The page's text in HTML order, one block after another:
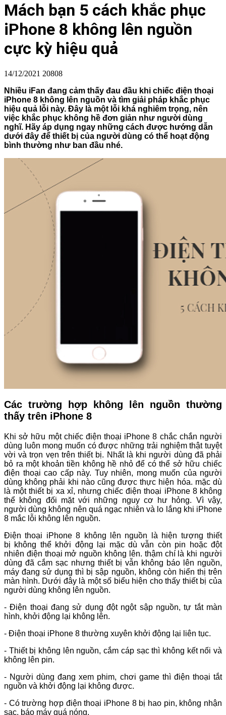
Mách bạn 5 cách khắc phục
iPhone 8 không lên nguồn
cực kỳ hiệu quả
14/12/2021 20808
Nhiều iFan đang cảm thấy đau đầu khi chiếc điện thoại
iPhone 8 không lên nguồn và tìm giải pháp khắc phục
hiệu quả lỗi này. Đây là một lỗi khá nghiêm trọng, nên
việc khắc phục không hề đơn giản như người dùng
nghĩ. Hãy áp dụng ngay những cách được hướng dẫn
dưới đây để thiết bị của người dùng có thể hoạt động
bình thường như ban đầu nhé.
Các trường hợp không lên nguồn thường
thấy trên iPhone 8
Khi sở hữu một chiếc điện thoại iPhone 8 chắc chắn người
dùng luôn mong muốn có được những trải nghiệm thật tuyệt
vời và trọn vẹn trên thiết bị. Nhất là khi người dùng đã phải
bỏ ra một khoản tiền không hề nhỏ để có thể sở hữu chiếc
điện thoại cao cấp này. Tuy nhiên, mong muốn của người
dùng không phải khi nào cũng được thực hiện hóa. mặc dù
là một thiết bị xa xỉ, nhưng chiếc điện thoại iPhone 8 không
thể không đối mặt với những nguy cơ hư hỏng. Vì vậy,
người dùng không nên quá ngạc nhiên và lo lắng khi iPhone
8 mắc lỗi không lên nguồn.
Điện thoại iPhone 8 không lên nguồn là hiện tượng thiết
bị không thể khởi động lại mặc dù vẫn còn pin hoặc đột
nhiên điện thoại mở nguồn không lên. thậm chí là khi người
dùng đã cắm sạc nhưng thiết bị vẫn không báo lên nguồn,
máy đang sử dụng thì bị sập nguồn, không còn hiển thị trên
màn hình. Dưới đây là một số biểu hiện cho thấy thiết bị của
người dùng không lên nguồn.
- Điện thoại đang sử dụng đột ngột sập nguồn, tự tắt màn
hình, khởi động lại không lên.
- Điện thoại iPhone 8 thường xuyên khởi động lại liên tục.
- Thiết bị không lên nguồn, cắm cáp sạc thì không kết nối và
không lên pin.
- Người dùng đang xem phim, chơi game thì điện thoại tắt
nguồn và khởi động lại không được.
- Có trường hợp điện thoại iPhone 8 bị hao pin, không nhận
sạc, báo máy quá nóng.